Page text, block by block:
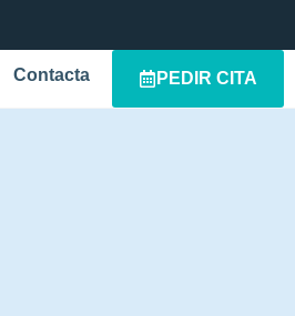
Contacta PEDIR CITA